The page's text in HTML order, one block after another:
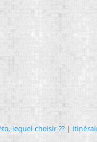
lequel choisir ??|